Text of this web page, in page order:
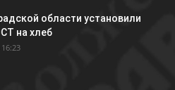
области установили
на хлеб